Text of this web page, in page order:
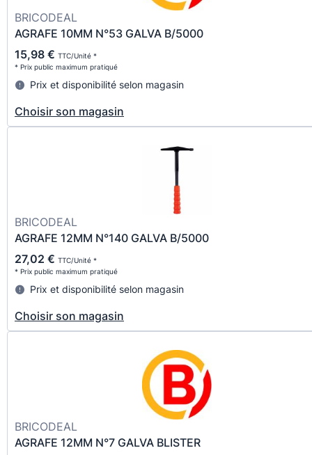
BRICODEAL
AGRAFE 10MM N°53 GALVA B/5000
15,98 € TTC/Unité *
* Prix public maximum pratiqué
Prix et disponibilité selon magasin
Choisir son magasin
BRICODEAL
AGRAFE 12MM N°140 GALVA B/5000
27,02 € TTC/Unité *
* Prix public maximum pratiqué
Prix et disponibilité selon magasin
Choisir son magasin
BRICODEAL
AGRAFE 12MM N°7 GALVA BLISTER